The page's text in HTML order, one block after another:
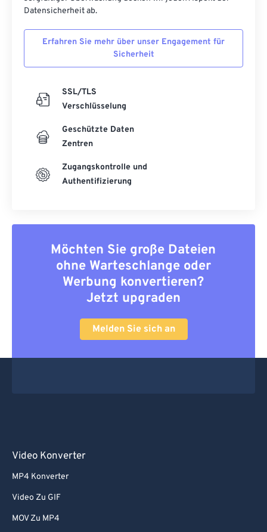
Datensicherheit ab.
Erfahren Sie mehr über unser Engagement für
Sicherheit
SSL/TLS
Verschlüsselung
Geschützte Daten
Zentren
Zugangskontrolle und
Authentifizierung
Möchten Sie große Dateien
ohne Warteschlange oder
Werbung konvertieren?
Jetzt upgraden
Melden Sie sich an
Video Konverter
MP4 Konverter
Video Zu GIF
MOV Zu MP4